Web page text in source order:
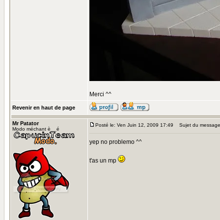
Merci ^^
Revenir en haut de page
Mr Patator
Modo méchant è__é
Posté le: Ven Juin 12, 2009 17:49 Sujet du
yep no problemo ^^
t'as un mp